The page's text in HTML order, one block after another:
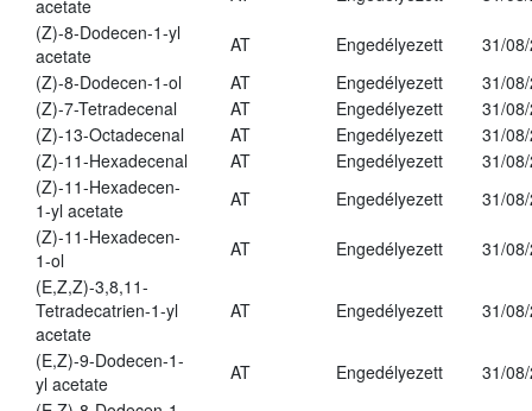
acetate
(Z)-8-Dodecen-1-yl
acetate
AT Engedélyezett
31/
(Z)-8-Dodecen-1-ol
AT Engedélyezett
31/
(Z)-7-Tetradecenal
AT Engedélyezett
31/
(Z)-13-Octadecenal
AT Engedélyezett
31/
(Z)-11-Hexadecenal
AT Engedélyezett
31/
(Z)-11-Hexadecen-
1-yl acetate
AT Engedélyezett
31/
(Z)-11-Hexadecen-
1-ol
AT Engedélyezett
31/
(E,Z,Z)-3,8,11-
Tetradecatrien-1-yl
acetate
AT Engedélyezett 31/
(E,Z)-9-Dodecen-1-
yl acetate
AT Engedélyezett
31/